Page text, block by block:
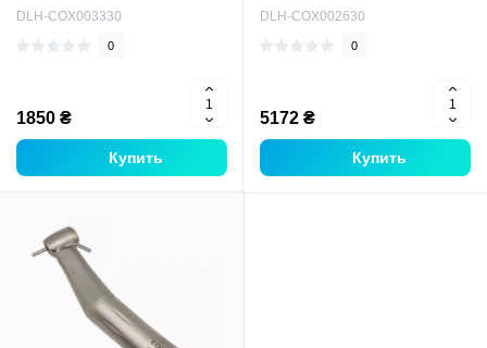
DLH-COX003330
0
1850 ₴
Купить
DLH-COX002630
0
5172 ₴
Купить